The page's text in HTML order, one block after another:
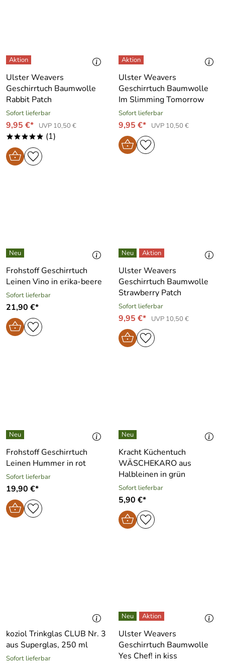
Ulster Weavers
Geschirrtuch Baumwolle
Rabbit Patch
Sofort lieferbar
9,95 €* UVP 10,50 €
***** (1)
Ulster Weavers
Geschirrtuch Baumwolle
Im Slimming Tomorrow
Sofort lieferbar
9,95 €* UVP 10,50 €
Frohstoff Geschirrtuch
Leinen Vino in erika-beere
Sofort lieferbar
21,90 €*
Ulster Weavers
Geschirrtuch Baumwolle
Strawberry Patch
Sofort lieferbar
9,95 €* UVP 10,50 €
Frohstoff Geschirrtuch
Leinen Hummer in rot
Sofort lieferbar
19,90 €*
Kracht Küchentuch
WÄSCHEKARO aus
Halbleinen in grün
Sofort lieferbar
5,90 €*
koziol Trinkglas CLUB Nr. 3
aus Superglas, 250 ml
Sofort lieferbar
Ulster Weavers
Geschirrtuch Baumwolle
Yes Chef! in kiss